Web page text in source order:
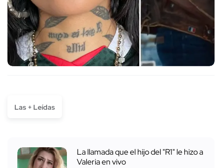
Las + Leídas
La llamada que el hijo del "R1" le hizo a
Valeria en vivo